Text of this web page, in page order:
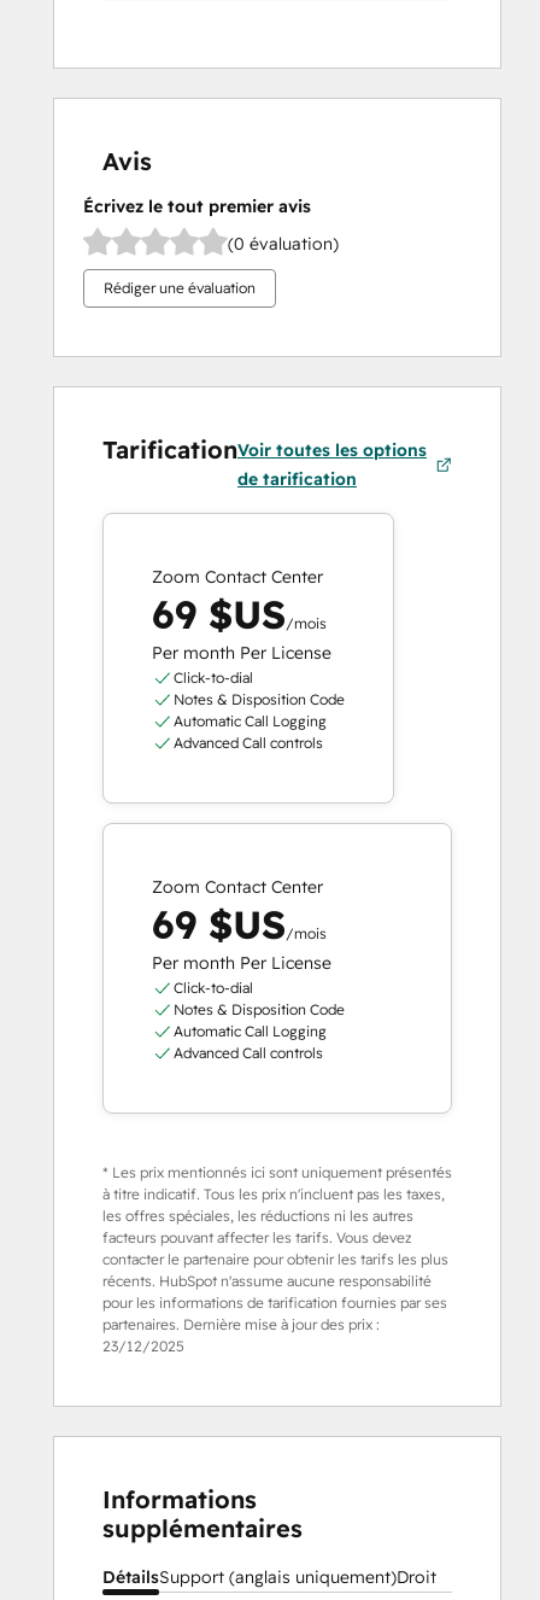
Avis
Écrivez le tout premier avis
(0 évaluation)
Rédiger une évaluation
TarificationVoir toutes les options
de tarification
Zoom Contact Center
69 $US/mois
Per month Per License
Click-to-dial
Notes & Disposition Code
Automatic Call Logging
Advanced Call controls
Zoom Contact Center
69 $US/mois
Per month Per License
Click-to-dial
Notes & Disposition Code
Automatic Call Logging
Advanced Call controls
* Les prix mentionnés ici sont uniquement présentés
à titre indicatif. Tous les prix n'incluent pas les taxes,
les offres spéciales, les réductions ni les autres
facteurs pouvant affecter les tarifs. Vous devez
contacter le partenaire pour obtenir les tarifs les plus
récents. HubSpot n'assume aucune responsabilité
pour les informations de tarification fournies par ses
partenaires. Dernière mise à jour des prix :
23/12/2025
Informations
supplémentaires
DétailsSupport (anglais uniquement)Droit